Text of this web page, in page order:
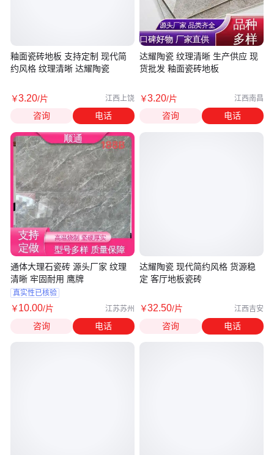
釉面瓷砖地板 支持定制 现代简
约风格 纹理清晰 达耀陶瓷
￥3.20/片 江西上饶
咨询 电话
通体大理石瓷砖 源头厂家 纹理
清晰 牢固耐用 鹰牌
真实性已核验
￥10.00/片 江苏苏州
咨询 电话
达耀陶瓷 纹理清晰 生产供应 现
货批发 釉面瓷砖地板
￥3.20/片 江西南昌
咨询 电话
达耀陶瓷 现代简约风格 货源稳
定 客厅地板瓷砖
￥32.50/片 江西吉安
咨询 电话